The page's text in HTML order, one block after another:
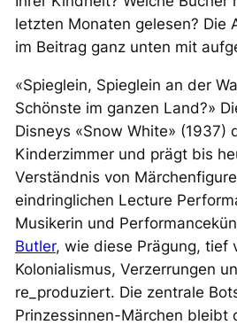
letzten Monaten gelesen? Die
im Beitrag ganz unten mit
«Spieglein, Spieglein an der
Schönste im ganzen Land?»
Disneys «Snow White» (1937)
Kinderzimmer und prägt bis
Verständnis von
eindringlichen Lecture
Musikerin und
Butler, wie diese Prägung, tief
Kolonialismus, Verzerrungen
re_produziert. Die zentrale
Prinzessinnen-Märchen bleibt